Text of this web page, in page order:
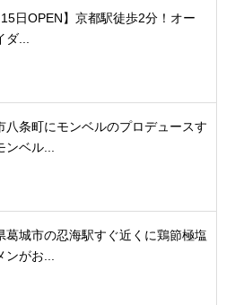
15日OPEN】京都駅徒歩2分！オー
ダ...
八条町にモンベルのプロデュースす
ンベル...
葛城市の忍海駅すぐ近くに鶏節極塩
ンがお...